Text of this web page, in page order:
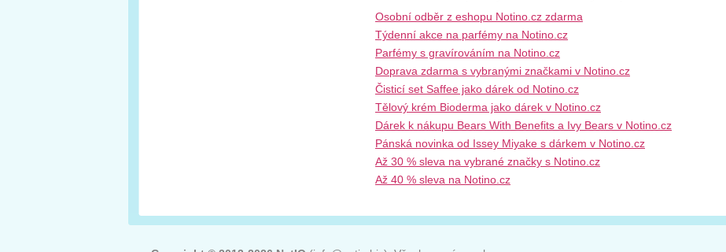
Osobní odběr z eshopu Notino.cz zdarma
Týdenní akce na parfémy na Notino.cz
Parfémy s gravírováním na Notino.cz
Doprava zdarma s vybranými značkami v Notino.cz
Čisticí set Saffee jako dárek od Notino.cz
Tělový krém Bioderma jako dárek v Notino.cz
Dárek k nákupu Bears With Benefits a Ivy Bears v Notino.cz
Pánská novinka od Issey Miyake s dárkem v Notino.cz
Až 30 % sleva na vybrané značky s Notino.cz
Až 40 % sleva na Notino.cz